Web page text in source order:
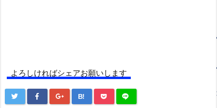
よろしければシェアお願いします
B!